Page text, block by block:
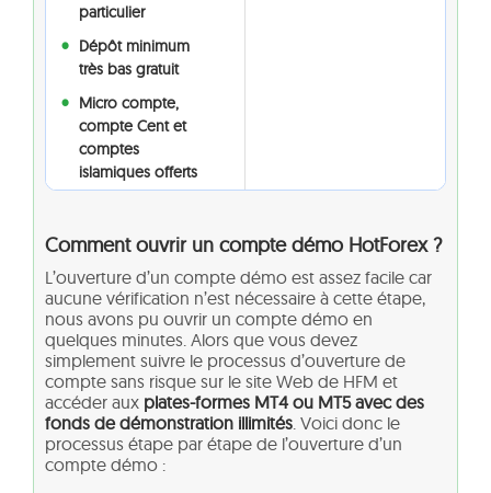
particulier
Dépôt minimum
très bas gratuit
Micro compte,
compte Cent et
comptes
islamiques offerts
Comment ouvrir un compte démo HotForex ?
L’ouverture d’un compte démo est assez facile car
aucune vérification n’est nécessaire à cette étape,
nous avons pu ouvrir un compte démo en
quelques minutes. Alors que vous devez
simplement suivre le processus d’ouverture de
compte sans risque sur le site Web de HFM et
accéder aux plates-formes MT4 ou MT5 avec des
fonds de démonstration illimités . Voici donc le
processus étape par étape de l’ouverture d’un
compte démo :